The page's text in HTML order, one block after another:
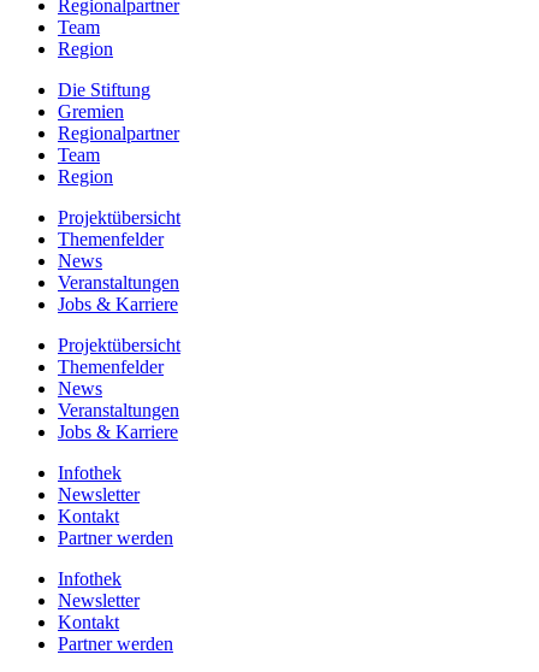
Regionalpartner
Team
Region
Die Stiftung
Gremien
Regionalpartner
Team
Region
Projektübersicht
Themenfelder
News
Veranstaltungen
Jobs & Karriere
Projektübersicht
Themenfelder
News
Veranstaltungen
Jobs & Karriere
Infothek
Newsletter
Kontakt
Partner werden
Infothek
Newsletter
Kontakt
Partner werden